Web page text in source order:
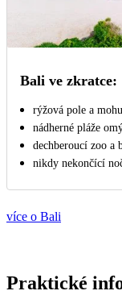
Bali ve zkratce:
rýžová pole a
nádherné pláže
dechberoucí zoo a
nikdy nekončící
více o Bali
Praktické